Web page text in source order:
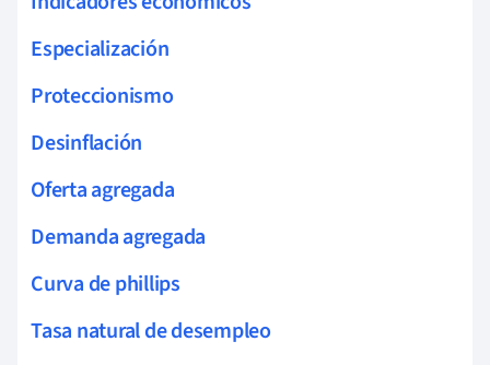
Especialización
Proteccionismo
Desinflación
Oferta agregada
Demanda agregada
Curva de phillips
Tasa natural de desempleo